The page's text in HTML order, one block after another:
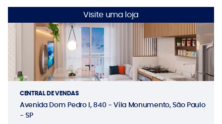
Visite uma loja
CENTRAL DE VENDAS
Avenida Dom Pedro I, 840 - Vila Monumento, São Paulo
- SP